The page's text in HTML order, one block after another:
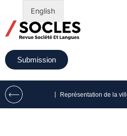
Submission
English